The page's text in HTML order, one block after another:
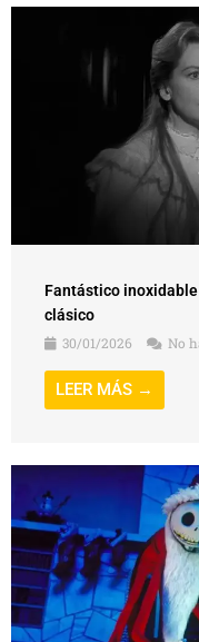
Fantástico
clásico
30/01/2026
No
LEER MÁS →